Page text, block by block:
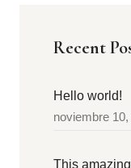
Recent
Hello world!
noviembre
This